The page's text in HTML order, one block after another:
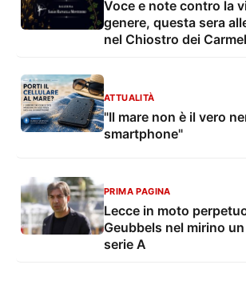
Voce e note contro la
genere, questa sera
nel Chiostro dei
ATTUALITÀ
"Il mare non è il vero
smartphone"
PRIMA PAGINA
Lecce in moto
Geubbels nel mirino
serie A